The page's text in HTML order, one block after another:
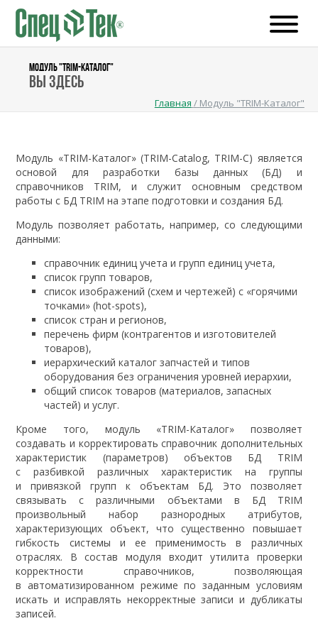
МОДУЛЬ "TRIM-КАТАЛОГ"
Вы здесь
Главная / Модуль "TRIM-Каталог"
Модуль «TRIM-Каталог» (TRIM-Catalog, TRIM-C) является
основой для разработки базы данных (БД) и
справочников TRIM, и служит основным средством
работы с БД TRIM на этапе подготовки и создания БД.
Модуль позволяет работать, например, со следующими
данными:
справочник единиц учета и групп единиц учета,
список групп товаров,
список изображений (схем и чертежей) с «горячими
точками» (hot-spots),
список стран и регионов,
перечень фирм (контрагентов и изготовителей
товаров),
иерархический каталог запчастей и типов
оборудования без ограничения уровней иерархии,
общий список товаров (материалов, запасных
частей) и услуг.
Кроме того, модуль «TRIM-Каталог» позволяет
создавать и корректировать справочник дополнительных
характеристик (параметров) объектов БД TRIM
с разбивкой различных характеристик на группы
и привязкой групп к объектам БД. Это позволяет
связывать с различными объектами в БД TRIM
произвольный набор разнородных атрибутов,
характеризующих объект, что существенно повышает
гибкость системы и ее применимость в различных
отраслях. В состав модуля входит утилита проверки
корректности справочников, позволяющая
в автоматизированном режиме по заданным условиям
искать и исправлять некорректные записи и дубликаты
записей.